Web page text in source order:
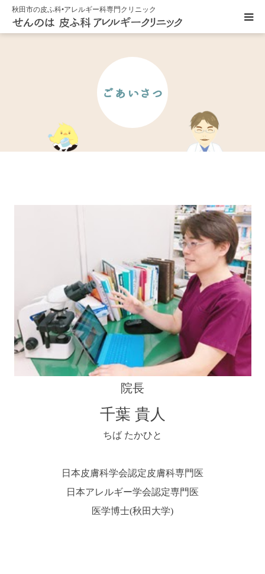
秋田市の皮ふ科•アレルギー科専門クリニック
ごあいさつ
院長
千葉 貴人
ちば たかひと
日本皮膚科学会認定皮膚科専門医
日本アレルギー学会認定専門医
医学博士(秋田大学)
診療内容